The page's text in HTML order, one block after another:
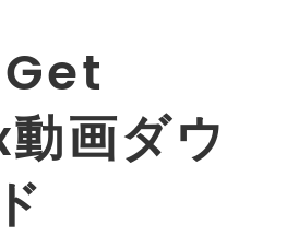
Get
画ダウ